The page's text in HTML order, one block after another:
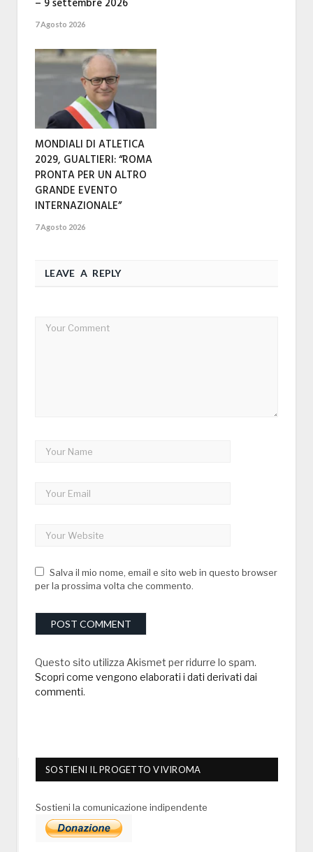
– 9 settembre 2026
7 Agosto 2026
MONDIALI DI ATLETICA
2029, GUALTIERI: “ROMA
PRONTA PER UN ALTRO
GRANDE EVENTO
INTERNAZIONALE”
7 Agosto 2026
LEAVE A REPLY
Salva il mio nome, email e sito web in questo browser
per la prossima volta che commento.
Questo sito utilizza Akismet per ridurre lo spam.
Scopri come vengono elaborati i dati derivati dai
commenti.
SOSTIENI IL PROGETTO VIVIROMA
Sostieni la comunicazione indipendente